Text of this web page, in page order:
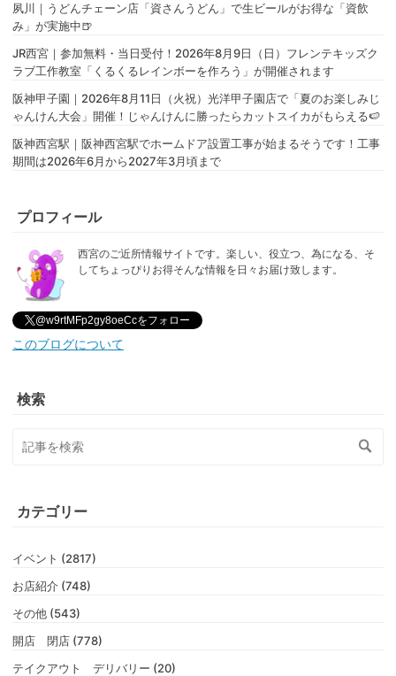
夙川｜うどんチェーン店「資さんうどん」で生ビールがお得な「資飲
み」が実施中🍺
JR西宮｜参加無料・当日受付！2026年8月9日（日）フレンテキッズク
ラブ工作教室「くるくるレインボーを作ろう」が開催されます
阪神甲子園｜2026年8月11日（火祝）光洋甲子園店で「夏のお楽しみじ
ゃんけん大会」開催！じゃんけんに勝ったらカットスイカがもらえる🍉
阪神西宮駅｜阪神西宮駅でホームドア設置工事が始まるそうです！工事
期間は2026年6月から2027年3月頃まで
プロフィール
西宮のご近所情報サイトです。楽しい、役立つ、為になる、そ
してちょっぴりお得そんな情報を日々お届け致します。
@w9rtMFp2gy8oeCcをフォロー
このブログについて
検索
カテゴリー
イベント (2817)
お店紹介 (748)
その他 (543)
開店 閉店 (778)
テイクアウト デリバリー (20)